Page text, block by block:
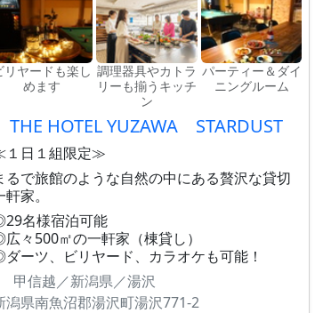
リヤードも楽し
めます
調理器具やカトラ
リーも揃うキッチ
ン
パーティー＆ダイ
ニングルーム
THE HOTEL YUZAWA STARDUST
日１組限定≫
るで旅館のような自然の中にある贅沢な貸切
軒家。
名様宿泊可能
々500㎡の一軒家（棟貸し）
ーツ、ビリヤード、カラオケも可能！
甲信越／新潟県／湯沢
潟県南魚沼郡湯沢町湯沢771-2